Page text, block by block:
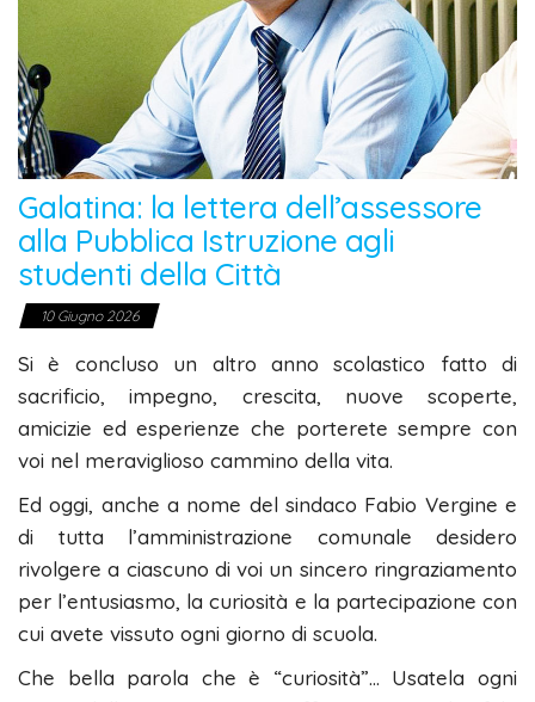
Galatina: la lettera dell’assessore
alla Pubblica Istruzione agli
studenti della Città
10 Giugno 2026
Si è concluso un altro anno scolastico fatto di
sacrificio, impegno, crescita, nuove scoperte,
amicizie ed esperienze che porterete sempre con
voi nel meraviglioso cammino della vita.
Ed oggi, anche a nome del sindaco Fabio Vergine e
di tutta l’amministrazione comunale desidero
rivolgere a ciascuno di voi un sincero ringraziamento
per l’entusiasmo, la curiosità e la partecipazione con
cui avete vissuto ogni giorno di scuola.
Che bella parola che è “curiosità”… Usatela ogni